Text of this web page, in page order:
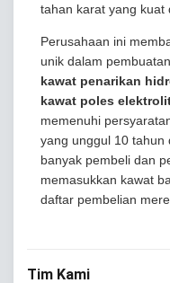
tahan karat yang kuat
Perusahaan ini
unik dalam pembuatan
kawat penarikan
kawat poles
memenuhi
yang unggul 10 tahun
banyak pembeli dan
memasukkan kawat
daftar pembelian
Tim Kami